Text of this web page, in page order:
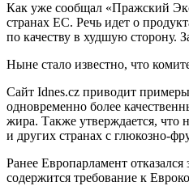
Как уже сообщал «Пражский
странах ЕС. Речь идет о
по качеству в худшую сторону.
Ныне стало известно, что
Сайт Idnes.cz приводит
одновременно более
жира. Также утверждается, что
и других странах с глюкозно-
Ранее Европарламент
содержится требование к